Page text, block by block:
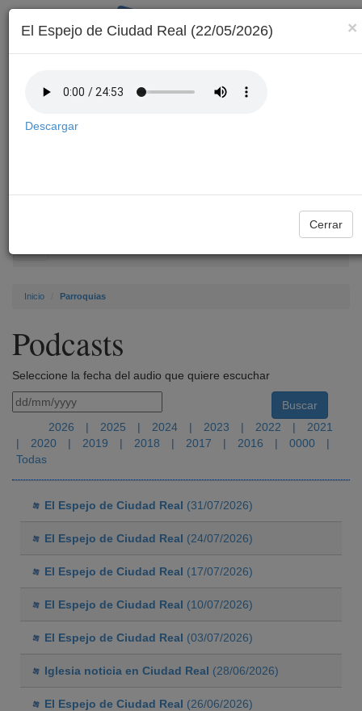
navigation
Inicio Parroquias
Podcasts
Seleccione la fecha del audio que quiere escuchar
2026 | 2025 | 2024 | 2023 | 2022 |
2021
|
2020 | 2019 | 2018 | 2017 | 2016 | 0000
|
Todas
El Espejo de Ciudad Real (31/07/2026)
El Espejo de Ciudad Real (24/07/2026)
El Espejo de Ciudad Real (17/07/2026)
El Espejo de Ciudad Real (10/07/2026)
El Espejo de Ciudad Real (03/07/2026)
Iglesia noticia en Ciudad Real (28/06/2026)
El Espejo de Ciudad Real (26/06/2026)
×
El Espejo de Ciudad Real (22/05/2026)
Descargar
Cerrar